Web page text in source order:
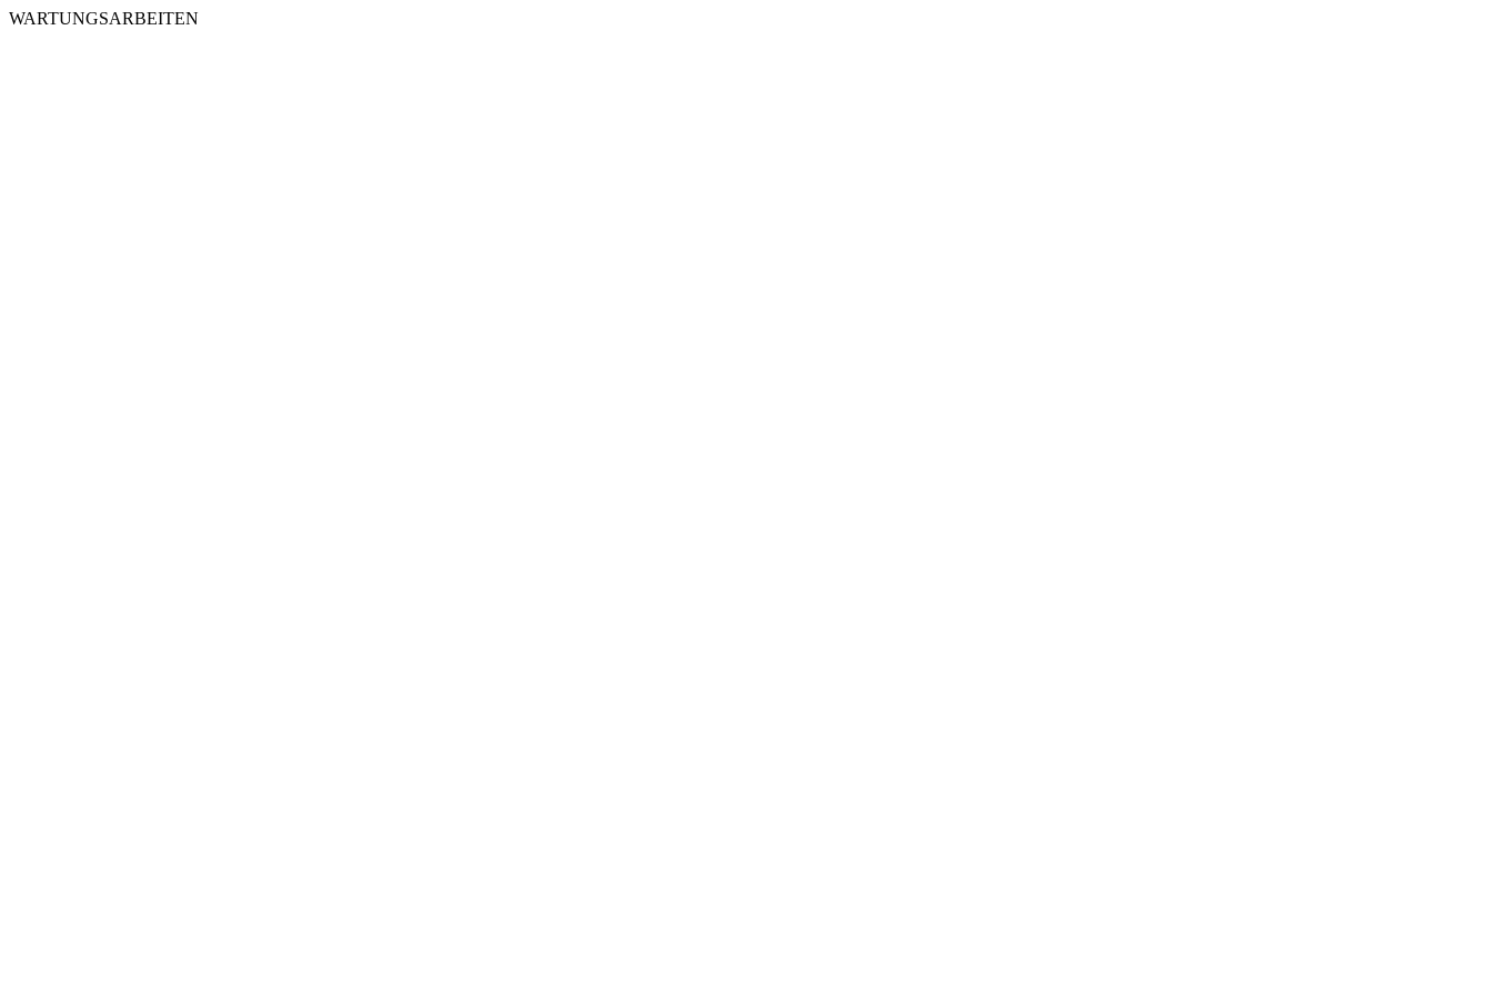
WARTUNGSARBEITEN